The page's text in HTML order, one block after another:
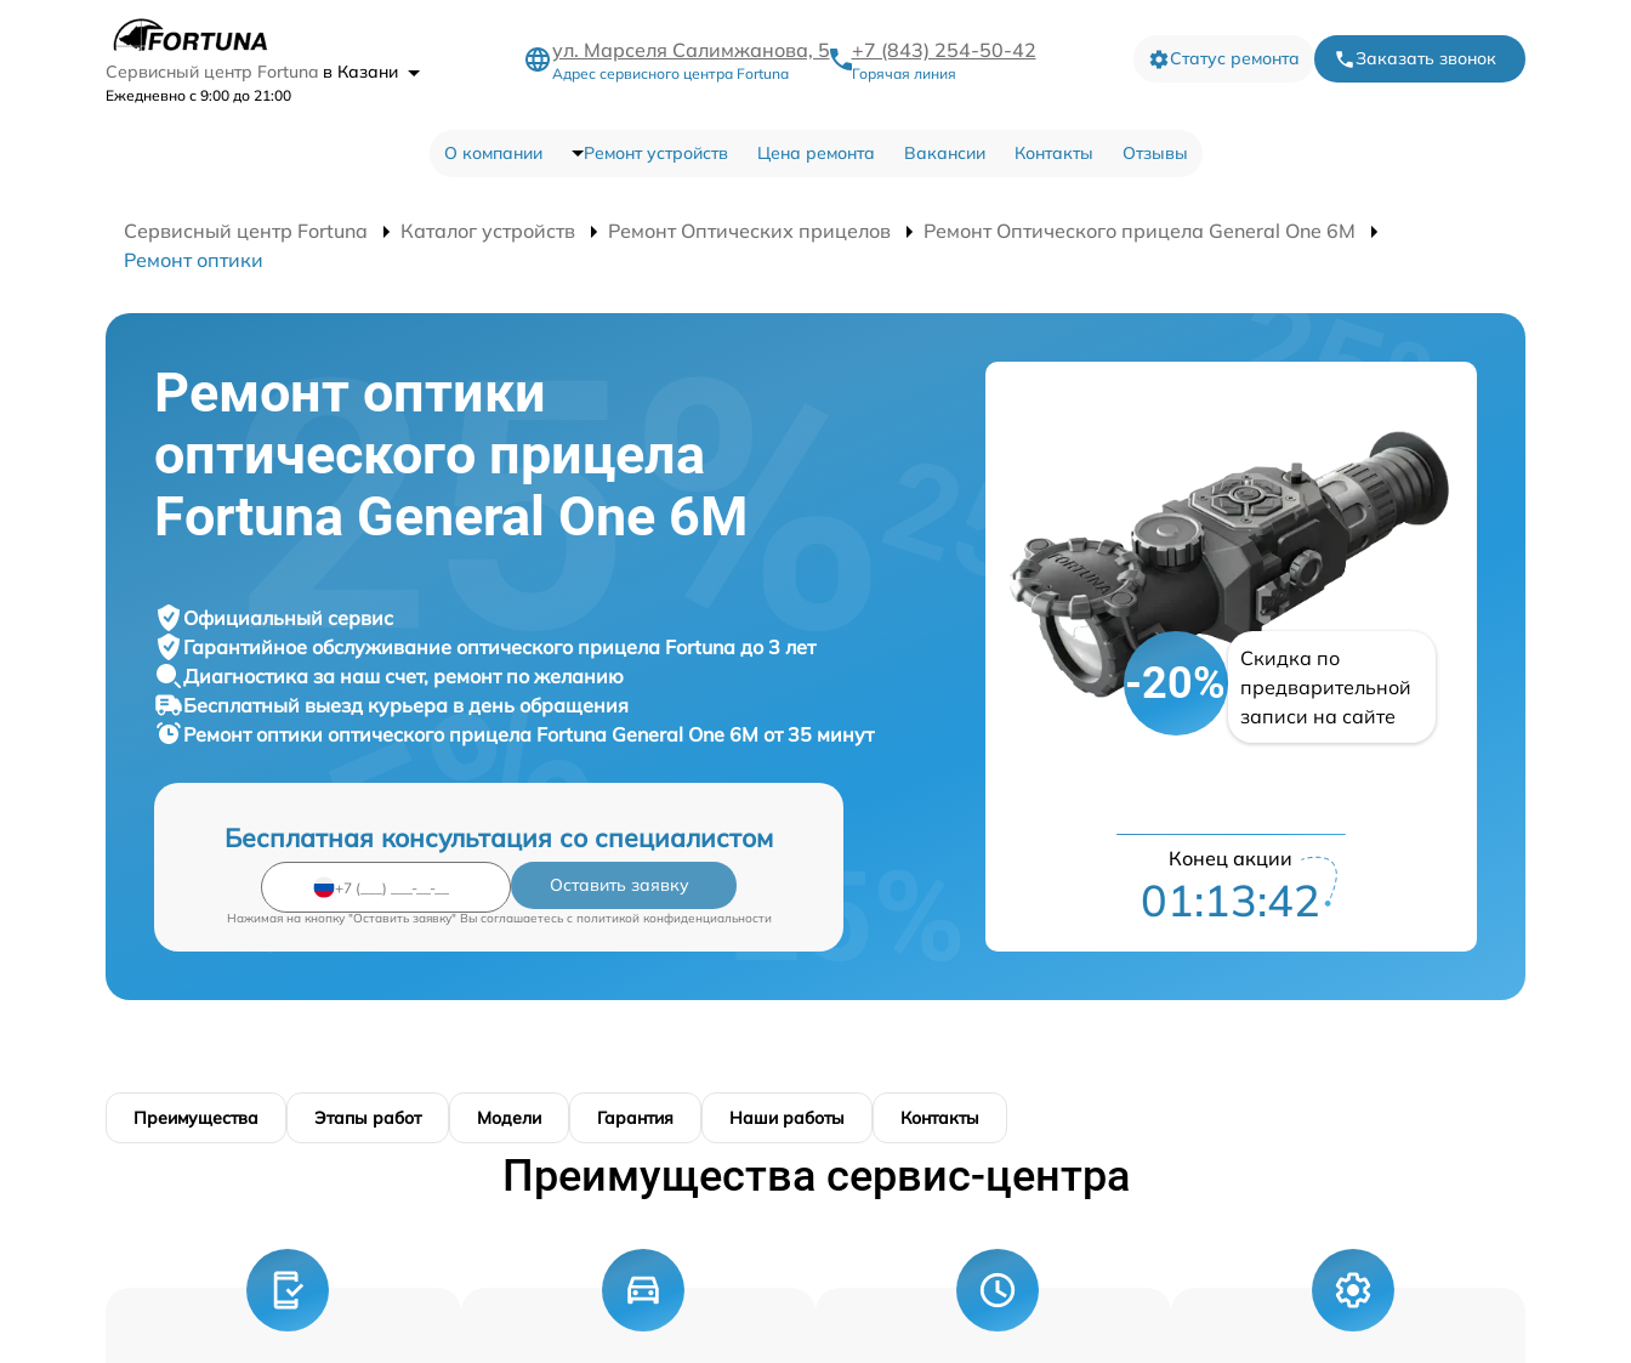
Сервисный центр Fortuna в Казани
Ежедневно с 9:00 до 21:00
ул. Марселя Салимжанова, 5
Адрес сервисного центра Fortuna
+7 (843) 254-50-42
Горячая линия
Статус ремонта Заказать звонок
О компании Ремонт устройств Цена ремонта Вакансии Контакты Отзывы
Сервисный центр Fortuna Каталог устройств Ремонт Оптических прицелов
Ремонт Оптического прицела General One 6M
Ремонт оптики
Ремонт оптики
оптического прицела
Fortuna General One 6M
Официальный сервис
Гарантийное обслуживание оптического прицела Fortuna до 3 лет
Диагностика за наш счет, ремонт по желанию
Бесплатный выезд курьера в день обращения
Ремонт оптики оптического прицела Fortuna General One 6M от 35 минут
Бесплатная консультация со специалистом
Оставить заявку
Нажимая на кнопку "Оставить заявку" Вы соглашаетесь c политикой конфиденциальности
-20%
Скидка по
предварительной
записи на сайте
Конец акции
01:13:41
Преимущества Этапы работ Модели Гарантия Наши работы Контакты
Преимущества сервис-центра